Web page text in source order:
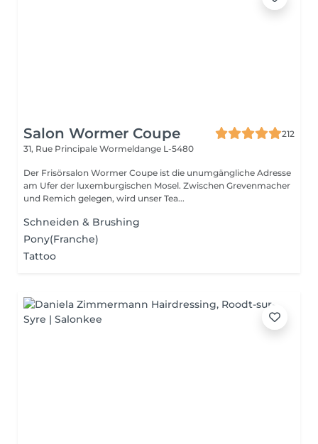
Salon Wormer Coupe
212
31, Rue Principale Wormeldange L-5480
Der Frisörsalon Wormer Coupe ist die unumgängliche Adresse
am Ufer der luxemburgischen Mosel. Zwischen Grevenmacher
und Remich gelegen, wird unser Tea...
Schneiden & Brushing
Pony(Franche)
Tattoo